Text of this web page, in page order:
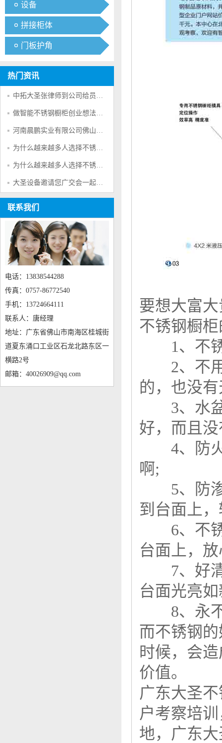
设备
拼接柜体
门板护角
热门资讯
中拓大圣张律师到公司给员工普及法律合法的为大家做好服务
做智能不锈钢橱柜创业想法的可行性分析
河南晨鹏实业有限公司佛山市鹏硕机电设备有限公司祝新老客户财源广进
为什么越来越多人选择不锈钢呢？
为什么越来越多人选择不锈钢呢？
大圣设备邀请您广交会一起参观考察
联系我们
电话：13838544288
传真：0757-86772540
手机：13724664111
联系人：唐经理
地址：广东省佛山市南海区桂城街
道夏东涌口工业区石龙北路东区一
横路2号
邮箱：40026909@qq.com
要想大富
不锈钢橱
1、不锈
2、不用
的，也没
3、水盆
好，而且
4、防火
啊;
5、防渗
到台面上
6、不锈
台面上，
7、好清
台面光亮
8、永不
而不锈钢
时候，会
价值。
广东大圣
户考察培
地，广东